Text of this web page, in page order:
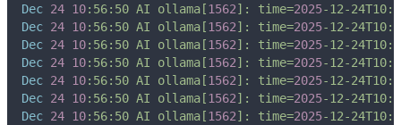
Dec 24 10:56:50 AI ollama[1562]: time=2025-12-
Dec 24 10:56:50 AI ollama[1562]: time=2025-12-
Dec 24 10:56:50 AI ollama[1562]: time=2025-12-
Dec 24 10:56:50 AI ollama[1562]: time=2025-12-
Dec 24 10:56:50 AI ollama[1562]: time=2025-12-
Dec 24 10:56:50 AI ollama[1562]: time=2025-12-
Dec 24 10:56:50 AI ollama[1562]: time=2025-12-